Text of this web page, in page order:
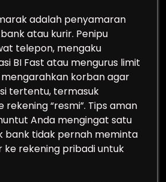
adalah penyamaran
atau kurir. Penipu
telepon, mengaku
BI Fast atau mengurus limit
korban agar
tertentu, termasuk
rekening “resmi”. Tips aman
Anda mengingat satu
bank tidak pernah meminta
rekening pribadi untuk